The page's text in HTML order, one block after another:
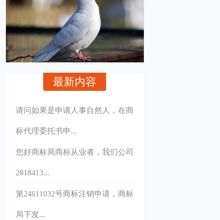
最新内容
请问如果是申请人事自然人，在商
标代理委托书申...
您好商标局商标从业者，我们公司
2818413...
第24611032号商标注销申请，商标
局下发...